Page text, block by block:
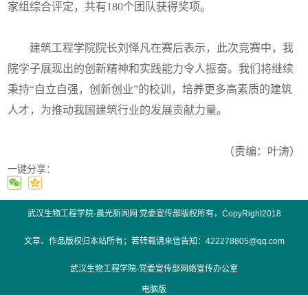
家组综合评定，共有180个团队获得奖项。
建筑工程学院院长刘怿凡在赛后表示，此次竞赛中，我
院学子展现出的创新精神和实践能力令人振奋。我们将继续
秉持“自立自强，创新创业”的校训，培养更多高素质的建筑
人才，为推动我国建筑行业的发展贡献力量。
（责编：叶涛）
一键分享：
武汉生物工程学院-晨光新闻网 党委宣传部版权所有，CopyRight2018
文章、作品版权归本站所有；若转载请来信告知：422278805@qq.com
武汉生物工程学院-党委宣传部网络宣传办公室
电脑版
01 of 04